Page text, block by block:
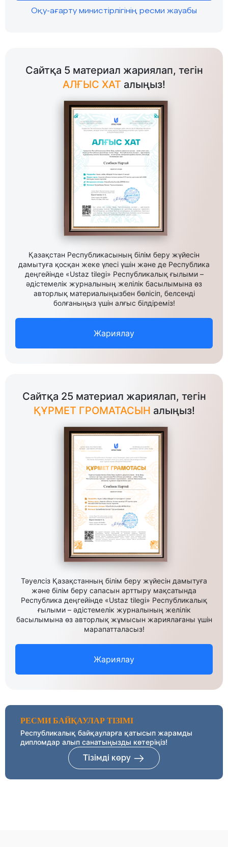
Оқу-ағарту министірлігінің ресми жауабы
Сайтқа 5 материал жариялап, тегін
АЛҒЫС ХАТ алыңыз!
Қазақстан Республикасының білім беру жүйесін
дамытуға қосқан жеке үлесі үшін және де Республика
деңгейінде «Ustaz tilegi» Республикалық ғылыми –
әдістемелік журналының желілік басылымына өз
авторлық материалыңызбен бөлісіп, белсенді
болғаныңыз үшін алғыс білдіреміз!
Жариялау
Сайтқа 25 материал жариялап, тегін
ҚҰРМЕТ ГРОМАТАСЫН алыңыз!
Тәуелсіз Қазақстанның білім беру жүйесін дамытуға
және білім беру сапасын арттыру мақсатында
Республика деңгейінде «Ustaz tilegi» Республикалық
ғылыми – әдістемелік журналының желілік
басылымына өз авторлық жұмысын жариялағаны үшін
марапатталасыз!
Жариялау
РЕСМИ БАЙҚАУЛАР ТІЗІМІ
Республикалық байқауларға қатысып жарамды
дипломдар алып санатыңызды көтеріңіз!
Тізімді көру